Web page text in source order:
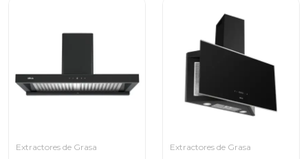
Extractores de Grasa Extractores de Grasa